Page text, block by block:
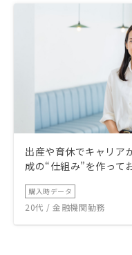
出産や育休でキャリア
成の“仕組み”を作って
購入時データ
20代 / 金融機関勤務